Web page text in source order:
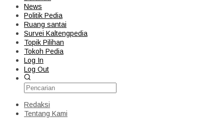
News
Politik Pedia
Ruang santai
Survei Kaltengpedia
Topik Pilihan
Tokoh Pedia
Log In
Log Out
Redaksi
Tentang Kami